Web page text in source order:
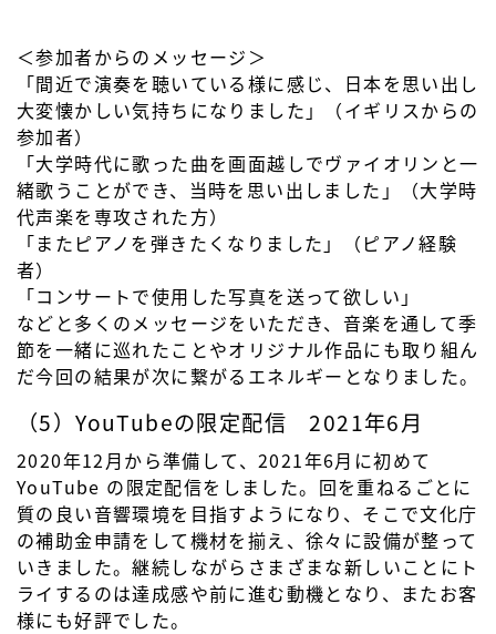
＜参加者からのメッセージ＞
「間近で演奏を聴いている様に感じ、日本を思い出し
大変懐かしい気持ちになりました」（イギリスからの
参加者）
「大学時代に歌った曲を画面越しでヴァイオリンと一
緒歌うことができ、当時を思い出しました」（大学時
代声楽を専攻された方）
「またピアノを弾きたくなりました」（ピアノ経験
者）
「コンサートで使用した写真を送って欲しい」
などと多くのメッセージをいただき、音楽を通して季
節を一緒に巡れたことやオリジナル作品にも取り組ん
だ今回の結果が次に繋がるエネルギーとなりました。
（5）YouTubeの限定配信 2021年6月
2020年12月から準備して、2021年6月に初めて
YouTube の限定配信をしました。回を重ねるごとに
質の良い音響環境を目指すようになり、そこで文化庁
の補助金申請をして機材を揃え、徐々に設備が整って
いきました。継続しながらさまざまな新しいことにト
ライするのは達成感や前に進む動機となり、またお客
様にも好評でした。